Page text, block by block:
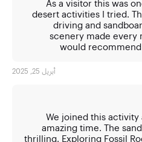
As a visitor this was
desert activities I tried.
driving and
scenery made every
would
أبريل 25, 2025
We joined this activity
amazing time. The
thrilling. Exploring Fossil